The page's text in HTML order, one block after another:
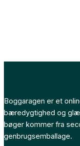
Boggaragen er et
bæredygtighed og
bøger kommer fra
genbrugsemballage.